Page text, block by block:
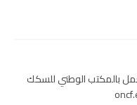
بالمكتب الوطني للسكك